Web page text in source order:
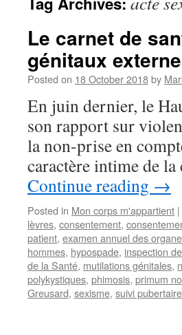
Le carnet de
génitaux
Posted on 18 October 2018by
En juin dernier, le
son rapport sur
la non-prise en
caractère intime de
Continue reading →
Posted in Mon corps m'appartient |
lèvres, consentement,
patient, examen annuel des
hommes, hypospade, inspection
de la Santé, mutilations génitales,
polykystiques, phimosis, primum
Greusard, sexisme, suivi pubertaire